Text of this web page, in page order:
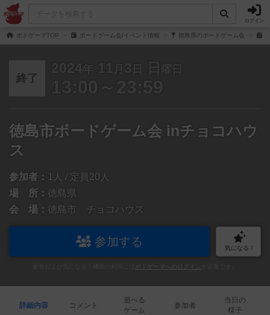
ログイン
ボドゲーマTOP ボードゲーム会/イベント情報 徳島県のボードゲーム会
終了
2024年 11 月 3 日 日 曜日
13:00～23:59
徳島市ボードゲーム会 inチョコハウ
ス
参加者： 1人 / 定員20人
場 所： 徳島県
会 場： 徳島市 チョコハウス
参加する 気になる！
ボドゲーマへのログイン
詳細内容 コメント
遊べる
ゲーム
参加者
当日の
様子